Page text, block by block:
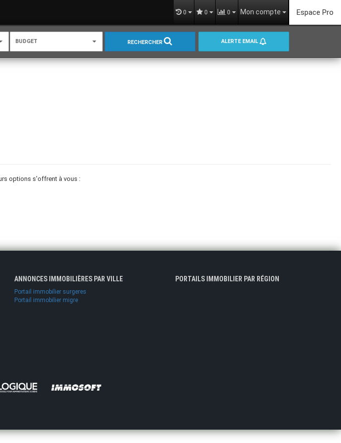
0 0 0 Mon compte Espace Pro
BUDGET RECHERCHER ALERTE EMAIL
options s'offrent à vous :
ANNONCES IMMOBILIÈRES PAR VILLE
Portail immobilier surgeres
Portail immobilier migre
PORTAILS IMMOBILIER PAR RÉGION